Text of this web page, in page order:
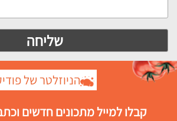
הניוזלטר של
קבלו למייל מתכונים חדשים